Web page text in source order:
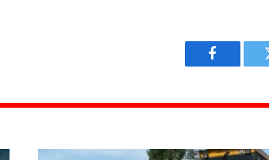
Facebook